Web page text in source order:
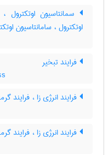
سمانتاسیون اوتکترول
اوتکترول ، سامانتاسیون
فرایند تبخیر
فرایند انرژی زا ، فرایند
فرایند انرژی زا ، فرایند